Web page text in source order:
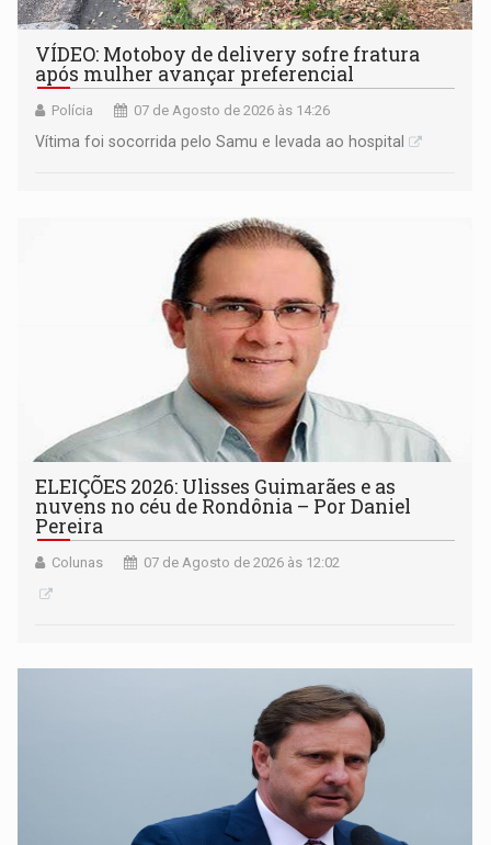
VÍDEO: Motoboy de delivery sofre fratura
após mulher avançar preferencial
Polícia 07 de Agosto de 2026 às 14:26
Vítima foi socorrida pelo Samu e levada ao hospital
ELEIÇÕES 2026: Ulisses Guimarães e as
nuvens no céu de Rondônia – Por Daniel
Pereira
Colunas 07 de Agosto de 2026 às 12:02